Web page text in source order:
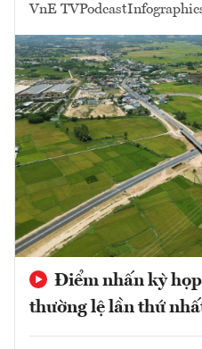
VnE TVPodcast
Điểm nhấn kỳ
thường lệ lần thứ